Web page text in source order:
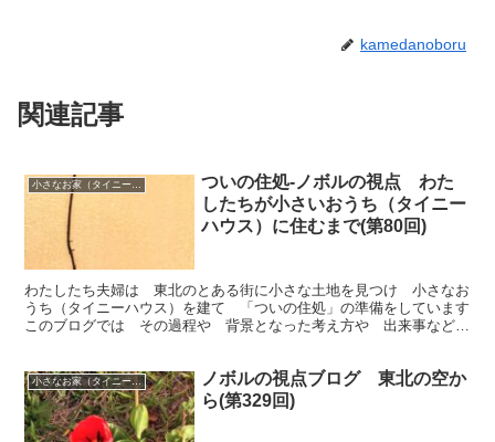
kamedanoboru
関連記事
小さなお家（タイニーハウス）で暮らす
ついの住処-ノボルの視点 わた
したちが小さいおうち（タイニー
ハウス）に住むまで(第80回)
わたしたち夫婦は 東北のとある街に小さな土地を見つけ 小さなお
うち（タイニーハウス）を建て 「ついの住処」の準備をしています
このブログでは その過程や 背景となった考え方や 出来事など
小さなお家（タイニーハウス）で暮らす
ノボルの視点ブログ 東北の空か
ら(第329回)